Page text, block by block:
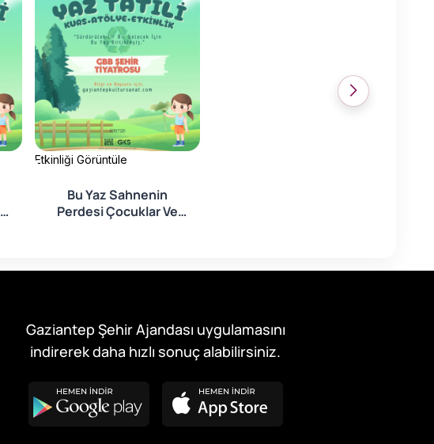
Etkinliği Görüntüle
Bu Yaz Sahnenin
Perdesi Çocuklar Ve
Gaziantep Şehir Ajandası uygulamasını
indirerek daha hızlı sonuç alabilirsiniz.